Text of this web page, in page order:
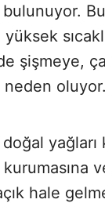
şişmeye,
oluyor.
doğal
hale